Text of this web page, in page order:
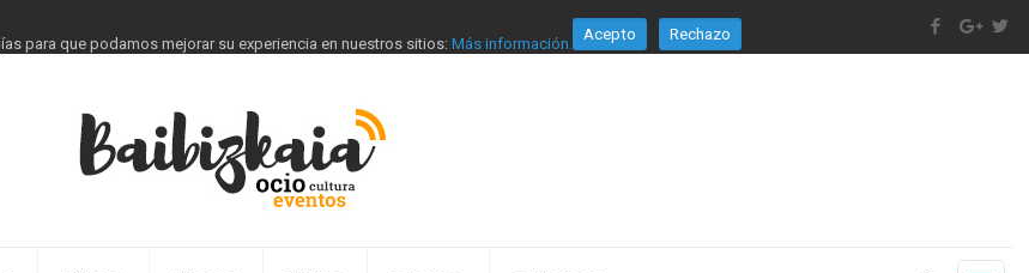
para que podamos mejorar su experiencia en nuestros sitios: Más información. Acepto Rechazo